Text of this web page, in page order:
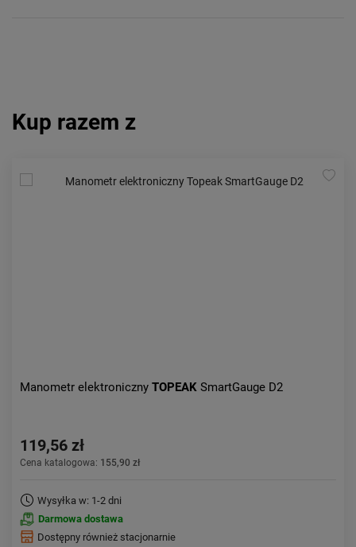
Kup razem z
Manometr elektroniczny TOPEAK SmartGauge D2
119,56 zł
Cena katalogowa: 155,90 zł
Wysyłka w: 1-2 dni
Darmowa dostawa
Dostępny również stacjonarnie